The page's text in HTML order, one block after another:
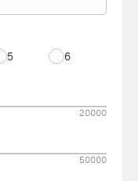
5 6
20000
50000